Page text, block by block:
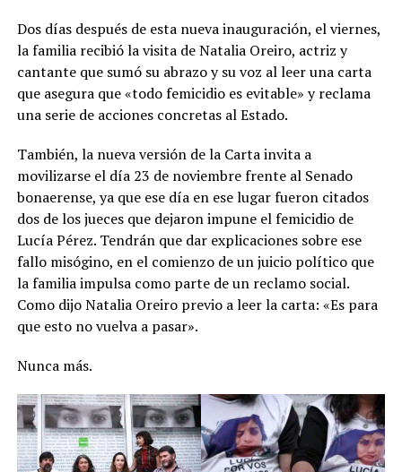
Dos días después de esta nueva inauguración, el viernes,
la familia recibió la visita de Natalia Oreiro, actriz y
cantante que sumó su abrazo y su voz al leer una carta
que asegura que «todo femicidio es evitable» y reclama
una serie de acciones concretas al Estado.
También, la nueva versión de la Carta invita a
movilizarse el día 23 de noviembre frente al Senado
bonaerense, ya que ese día en ese lugar fueron citados
dos de los jueces que dejaron impune el femicidio de
Lucía Pérez. Tendrán que dar explicaciones sobre ese
fallo misógino, en el comienzo de un juicio político que
la familia impulsa como parte de un reclamo social.
Como dijo Natalia Oreiro previo a leer la carta: «Es para
que esto no vuelva a pasar».
Nunca más.